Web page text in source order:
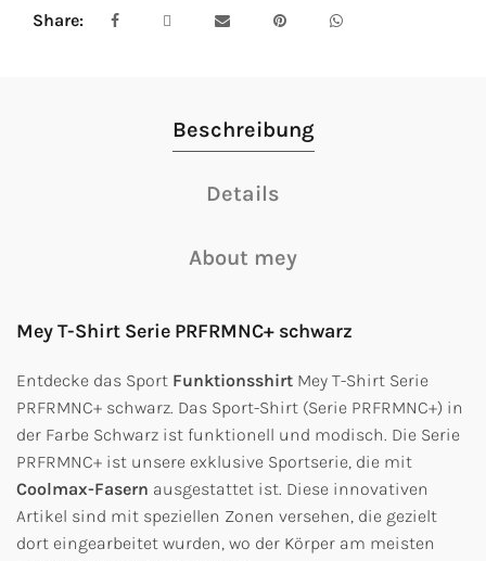
Share
Beschreibung
Details
About mey
Mey T-Shirt Serie PRFRMNC+ schwarz
Entdecke das Sport Funktionsshirt Mey T-Shirt Serie
PRFRMNC+ schwarz. Das Sport-Shirt (Serie PRFRMNC+) in
der Farbe Schwarz ist funktionell und modisch. Die Serie
PRFRMNC+ ist unsere exklusive Sportserie, die mit
Coolmax-Fasern ausgestattet ist. Diese innovativen
Artikel sind mit speziellen Zonen versehen, die gezielt
dort eingearbeitet wurden, wo der Körper am meisten